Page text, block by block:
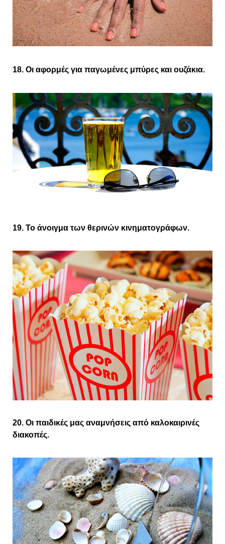
18. Οι αφορμές για παγωμένες μπύρες και ουζάκια.
19. Το άνοιγμα των θερινών κινηματογράφων.
20. Οι παιδικές μας αναμνήσεις από καλοκαιρινές
διακοπές.